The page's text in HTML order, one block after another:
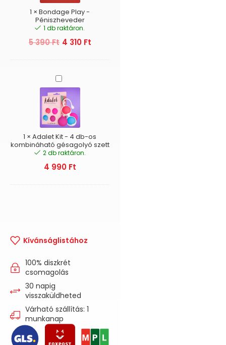
1 ×Bondage Play -
Péniszheveder
1 db raktáron.
5 390Ft 4 310 Ft
Adalet
Kit
-
4
db-
os
kombináható
gésagolyó
szett
1 ×Adalet Kit - 4 db-os
kombináható gésagolyó szett
2 db raktáron.
4 990 Ft
Kívánságlistához
100% diszkrét
csomagolás
30 napig
visszaküldheted
Várható szállítás: 1
munkanap